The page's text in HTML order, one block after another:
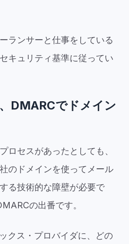
ランサーと仕事をしている
キュリティ基準に従ってい
DMARCでドメイン
ロセスがあったとしても、
のドメインを使ってメール
る技術的な障壁が必要で
の出番です。
クス・プロバイダに、どの